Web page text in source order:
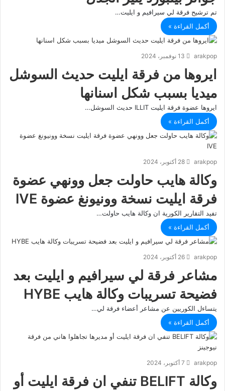
تم ترشيح فرقة لي سيرافيم و ايليت…
أكمل القراءة »
arakpop 13 نوفمبر، 2024
ايروها من فرقة ايليت حديث السوشل
ميديا بسبب شكل اسنانها
ايروها عضوة فرقة ايليت ILLIT حديث السوشل…
أكمل القراءة »
arakpop 28 أكتوبر، 2024
وكالة هايب حاولت جعل وونهي عضوة
فرقة ايليت نسخة وونيونغ عضوة IVE
تفيد التقارير الكورية ان وكالة هايب حاولت…
أكمل القراءة »
arakpop 26 أكتوبر، 2024
مشاعر فرقة لي سيرافيم و ايليت بعد
فضيحة تسريبات وكالة هايب HYBE
يتساءل الكوريين عن مشاعر أعضاء فرقة لي…
أكمل القراءة »
arakpop 7 أكتوبر، 2024
وكالة BELIFT تنفي ان فرقة ايليت أو